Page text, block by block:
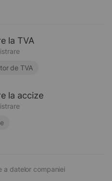
la TVA
de TVA
la accize
a datelor companiei